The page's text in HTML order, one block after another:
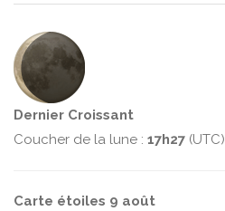
Dernier Croissant
Coucher de la lune : 17h27 (UTC)
Carte étoiles 9 août